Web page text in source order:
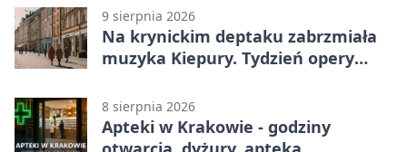
punktem
9 sierpnia 2026
Na krynickim deptaku zabrzmiała
muzyka Kiepury. Tydzień opery
8 sierpnia 2026
Apteki w Krakowie - godziny